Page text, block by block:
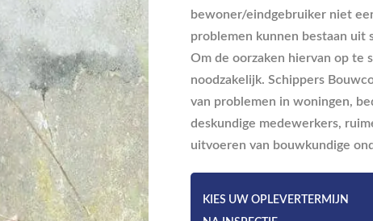
bewoner/eindgebruiker niet
problemen kunnen bestaan uit
Om de oorzaken hiervan op te
noodzakelijk. Schippers
van problemen in woningen,
deskundige medewerkers,
uitvoeren van bouwkundige
KIES UW OPLEVERTERMIJN